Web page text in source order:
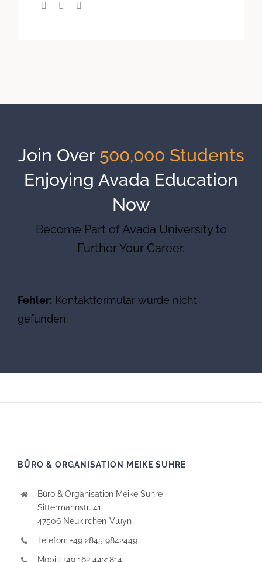
Join Over 500,000 Students
Enjoying Avada Education
Now
Become Part of Avada University to
Further Your Career.
Fehler: Kontaktformular wurde nicht
gefunden.
BÜRO & ORGANISATION MEIKE SUHRE
Büro & Organisation Meike Suhre
Sittermannstr. 41
47506 Neukirchen-Vluyn
Telefon: +49 2845 9842449
Mobil: +49 162 4431814